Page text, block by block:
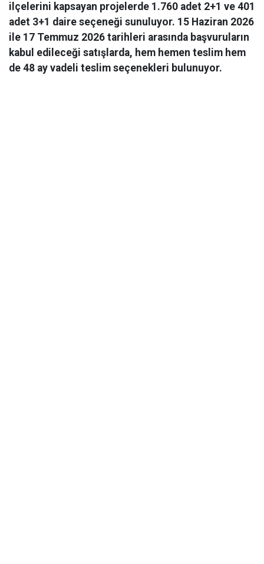
ilçelerini kapsayan projelerde 1.760 adet 2+1 ve 401
adet 3+1 daire seçeneği sunuluyor. 15 Haziran 2026
ile 17 Temmuz 2026 tarihleri arasında başvuruların
kabul edileceği satışlarda, hem hemen teslim hem
de 48 ay vadeli teslim seçenekleri bulunuyor.